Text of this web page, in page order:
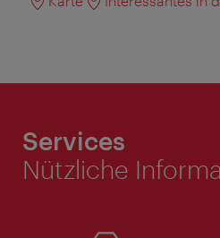
Services
Nützliche